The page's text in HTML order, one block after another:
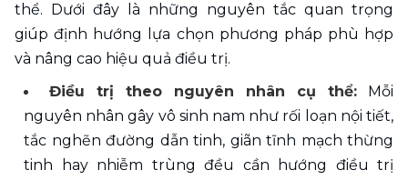
thể. Dưới đây là những nguyên tắc quan trọng
giúp định hướng lựa chọn phương pháp phù hợp
và nâng cao hiệu quả điều trị.
Điều trị theo nguyên nhân cụ thể: Mỗi
nguyên nhân gây vô sinh nam như rối loạn nội tiết,
tắc nghẽn đường dẫn tinh, giãn tĩnh mạch thừng
tinh hay nhiễm trùng đều cần hướng điều trị